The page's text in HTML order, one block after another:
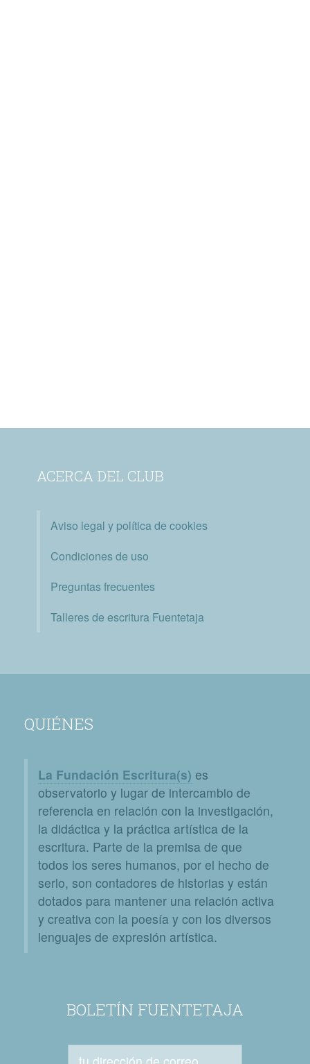
ACERCA DEL CLUB
Aviso legal y política de cookies
Condiciones de uso
Preguntas frecuentes
Talleres de escritura Fuentetaja
QUIÉNES
La Fundación Escritura(s) es
observatorio y lugar de intercambio de
referencia en relación con la investigación,
la didáctica y la práctica artística de la
escritura. Parte de la premisa de que
todos los seres humanos, por el hecho de
serlo, son contadores de historias y están
dotados para mantener una relación activa
y creativa con la poesía y con los diversos
lenguajes de expresión artística.
BOLETÍN FUENTETAJA